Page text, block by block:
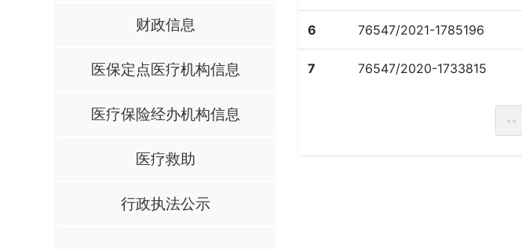
财政信息
医保定点医疗机构信息
医疗保险经办机构信息
医疗救助
行政执法公示
6 76547/2021-1785196
7 76547/2020-1733815
<<